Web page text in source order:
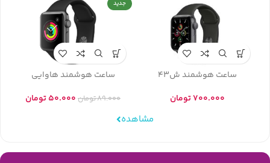
ساعت هوشمند ش43
700.000 تومان
جدید
ساعت هوشمند هاوایی
89.000تومان 50.000تومان
مشاهده